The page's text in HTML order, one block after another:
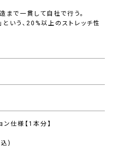
で一貫して自社で行う。
いう、20%以上のストレッチ性
仕様【1本分】
)